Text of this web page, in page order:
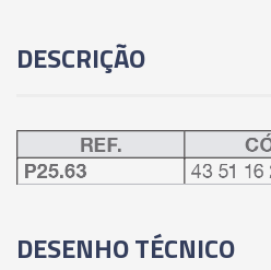
DESCRIÇÃO
DESENHO TÉCNICO